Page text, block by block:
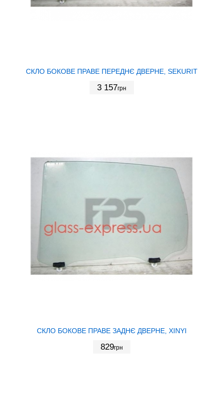
СКЛО БОКОВЕ ПРАВЕ ПЕРЕДНЄ ДВЕРНЕ, SEKURIT
3 157грн
СКЛО БОКОВЕ ПРАВЕ ЗАДНЄ ДВЕРНЕ, XINYI
829грн